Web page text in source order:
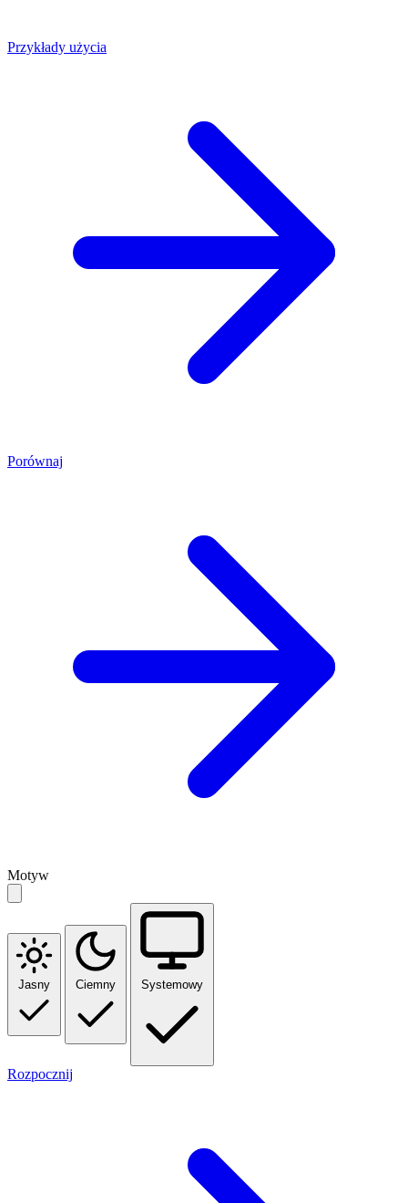
Przykłady użycia
Porównaj
Motyw
Jasny Ciemny Systemowy
Rozpocznij